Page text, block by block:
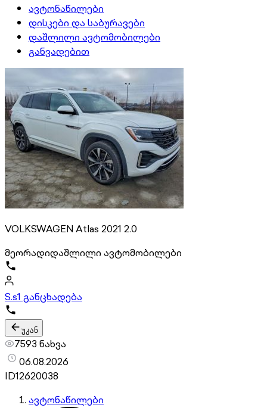
ავტონაწილები
დისკები და საბურავები
დაშლილი ავტომობილები
განვადებით
VOLKSWAGEN Atlas 2021 2.0
მეორადიდაშლილი ავტომობილები
S.s1 განცხადება
უკან
7593 ნახვა
06.08.2026
ID12620038
ავტონაწილები